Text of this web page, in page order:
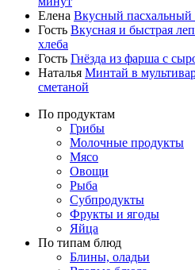
Елена Вкусный пасхальный
Гость Вкусная и быстрая
хлеба
Гость Гнёзда из фарша с
Наталья Минтай в
сметаной
По продуктам
Грибы
Молочные продукты
Мясо
Овощи
Рыба
Субпродукты
Фрукты и ягоды
Яйца
По типам блюд
Блины, оладьи